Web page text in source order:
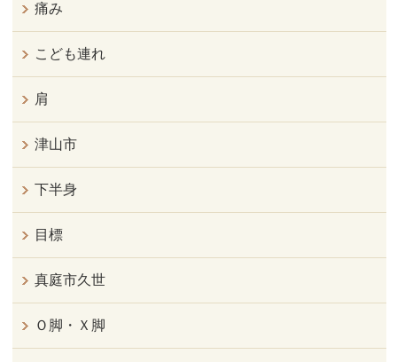
痛み
こども連れ
肩
津山市
下半身
目標
真庭市久世
Ｏ脚・Ｘ脚